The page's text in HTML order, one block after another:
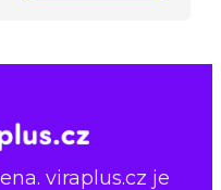
viraplus.cz je